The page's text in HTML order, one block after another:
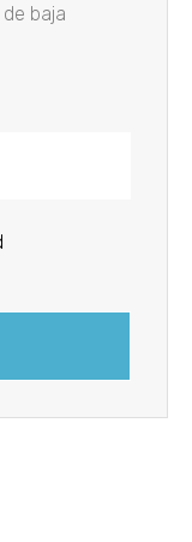
baja